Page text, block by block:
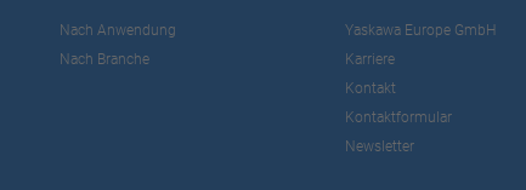
Nach Anwendung
Nach Branche
Yaskawa Europe GmbH
Karriere
Kontakt
Kontaktformular
Newsletter